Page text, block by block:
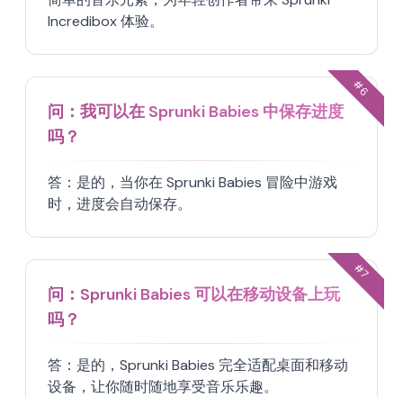
Incredibox 体验。
#
6
问： 我可以在 Sprunki Babies 中保存进度
吗？
答： 是的，当你在 Sprunki Babies 冒险中游戏
时，进度会自动保存。
#
7
问： Sprunki Babies 可以在移动设备上玩
吗？
答： 是的，Sprunki Babies 完全适配桌面和移动
设备，让你随时随地享受音乐乐趣。